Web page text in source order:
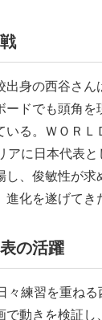
身の西谷さん
ードでも頭角
いる。ＷＯＲ
アに日本代表
し、俊敏性が
化を遂げてき
の活躍
練習を重ね
動きを検証